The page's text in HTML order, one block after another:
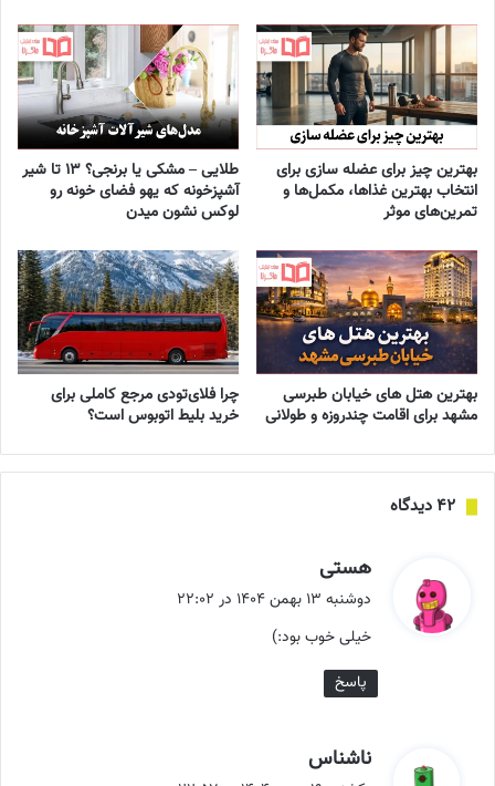
بهترین چیز برای عضله سازی برای
انتخاب بهترین غذاها، مکمل‌ها و
تمرین‌های موثر
طلایی – مشکی یا برنجی؟ ۱۳ تا شیر
آشپزخونه که یهو فضای خونه رو
لوکس نشون میدن
بهترین هتل های خیابان طبرسی
مشهد برای اقامت چندروزه و طولانی
چرا فلای‌تودی مرجع کاملی برای
خرید بلیط اتوبوس است؟
‫۴۲ دیدگاه
هستی
ف
:
دوشنبه ۱۳ بهمن ۱۴۰۴ در ۲۲:۰۲
خیلی خوب بود:)
پاسخ
ناشناس